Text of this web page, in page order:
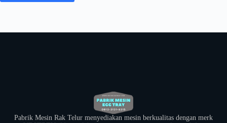
Pabrik Mesin Rak Telur menyediakan mesin berkualitas dengan merk